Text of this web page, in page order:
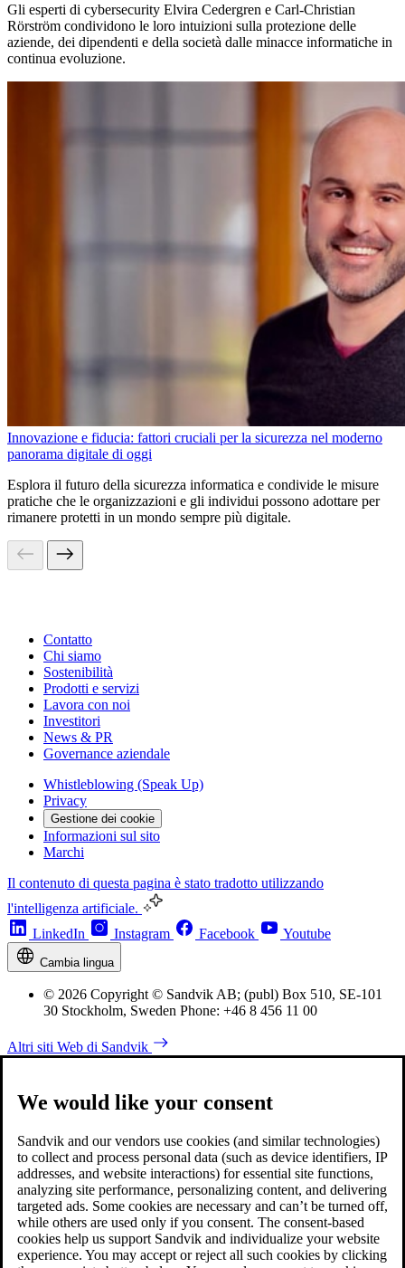
Gli esperti di cybersecurity Elvira Cedergren e Carl-Christian
Rörström condividono le loro intuizioni sulla protezione delle
aziende, dei dipendenti e della società dalle minacce informatiche in
continua evoluzione.
Innovazione e fiducia: fattori cruciali per la sicurezza nel moderno
panorama digitale di oggi
Esplora il futuro della sicurezza informatica e condivide le misure
pratiche che le organizzazioni e gli individui possono adottare per
rimanere protetti in un mondo sempre più digitale.
Contatto
Chi siamo
Sostenibilità
Prodotti e servizi
Lavora con noi
Investitori
News & PR
Governance aziendale
Whistleblowing (Speak Up)
Privacy
Gestione dei cookie
Informazioni sul sito
Marchi
Il contenuto di questa pagina è stato tradotto utilizzando
l'intelligenza artificiale.
LinkedIn
Instagram Facebook Youtube
Cambia lingua
© 2026 Copyright © Sandvik AB; (publ) Box 510, SE-101
30 Stockholm, Sweden Phone: +46 8 456 11 00
Altri siti Web di Sandvik
We would like your consent
Sandvik and our vendors use cookies (and similar technologies)
to collect and process personal data (such as device identifiers, IP
addresses, and website interactions) for essential site functions,
analyzing site performance, personalizing content, and delivering
targeted ads. Some cookies are necessary and can’t be turned off,
while others are used only if you consent. The consent-based
cookies help us support Sandvik and individualize your website
experience. You may accept or reject all such cookies by clicking